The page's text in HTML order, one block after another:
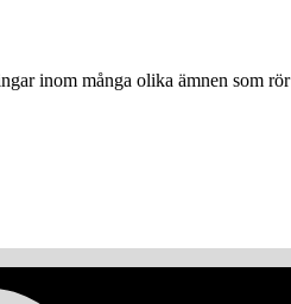
inom många olika ämnen som rör